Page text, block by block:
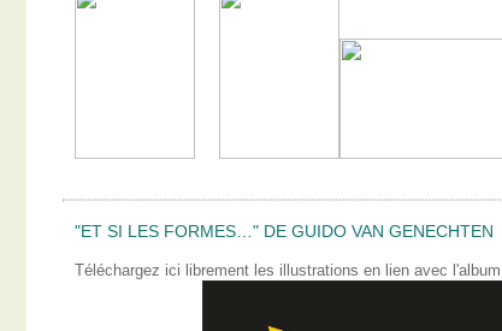
"ET SI LES FORMES…" DE GUIDO VAN GENECHTEN
Téléchargez ici librement les illustrations en lien avec